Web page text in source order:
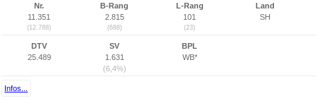
Nr.
11.351
(12.788)
B-Rang
2.815
(688)
L-Rang
101
(23)
Land
SH
DTV
25.489
SV
1.631
(6,4%)
BPL
WB*
Infos...